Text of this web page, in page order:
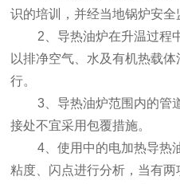
识的培训，并经当地锅炉安全
2、导热油炉在升温过程
以排净空气、水及有机热载
行。
3、导热油炉范围内的管
接处不宜采用包覆措施。
4、使用中的电加热导热
粘度、闪点进行分析，当有